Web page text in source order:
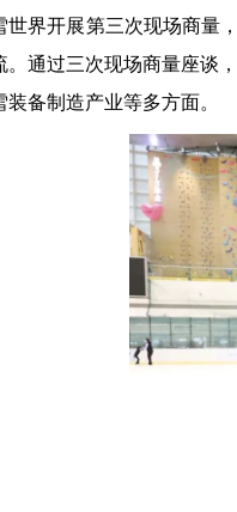
世界开展第三次现场商量
。通过三次现场商量座谈
装备制造产业等多方面。